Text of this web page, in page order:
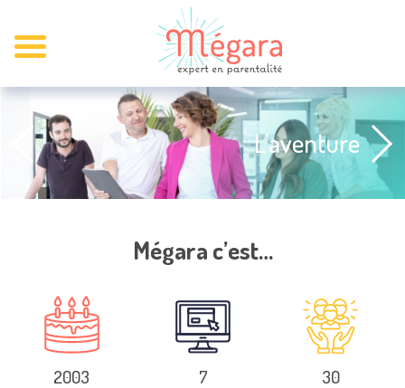
L’aventure
Mégara c’est…